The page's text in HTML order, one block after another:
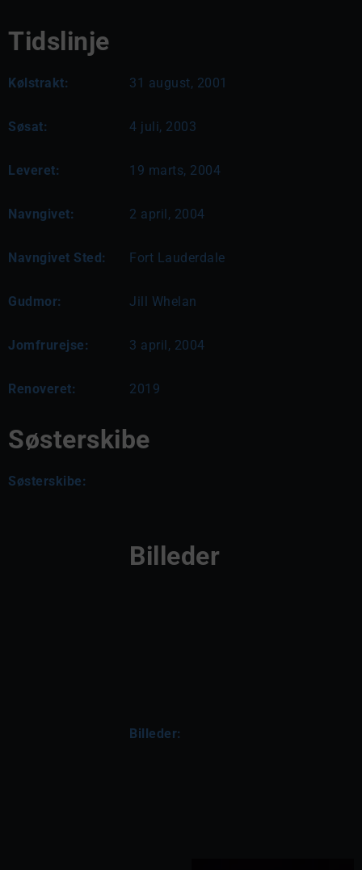
Tidslinje
Kølstrakt: 31 august, 2001
Søsat: 4 juli, 2003
Leveret: 19 marts, 2004
Navngivet: 2 april, 2004
Navngivet Sted: Fort Lauderdale
Gudmor: Jill Whelan
Jomfrurejse: 3 april, 2004
Renoveret: 2019
Søsterskibe
Søsterskibe:
Billeder
Billeder: